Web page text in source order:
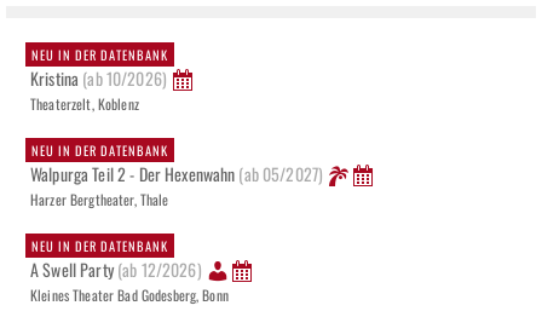
NEU IN DER DATENBANK
Kristina (ab 10/2026)
Theaterzelt, Koblenz
NEU IN DER DATENBANK
Walpurga Teil 2 - Der Hexenwahn(ab 05/2027)
Harzer Bergtheater, Thale
NEU IN DER DATENBANK
A Swell Party(ab 12/2026)
Kleines Theater Bad Godesberg, Bonn